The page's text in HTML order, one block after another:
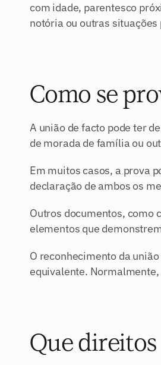
com idade, parentesco
notória ou outras
Como se
A união de facto pode ter
de morada de família ou
Em muitos casos, a prova
declaração de ambos os
Outros documentos, como
elementos que
O reconhecimento da
equivalente.
Que